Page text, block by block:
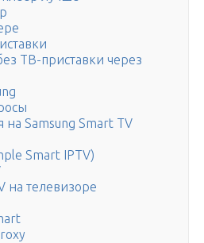
ТВ-приставки через
Samsung Smart TV
Smart IPTV)
на телевизоре